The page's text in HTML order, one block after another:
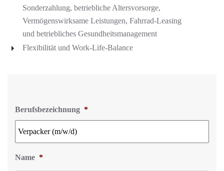
Sonderzahlung, betriebliche Altersvorsorge,
Vermögenswirksame Leistungen, Fahrrad-Leasing
und betriebliches Gesundheitsmanagement
Flexibilität und Work-Life-Balance
Berufsbezeichnung *
Name *